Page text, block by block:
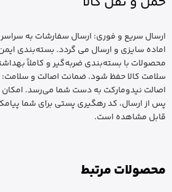
اماده سایزی و ارسال می گردد. بسته‌بندی
محصولات با بسته‌بندی ضربه‌گیر و کاملاً
سلامت کالا حفظ شود. ضمانت اصالت و سلامت:
اصالت نیدومارکت به دست شما می‌رسد. امکان
پس از ارسال، کد رهگیری پستی برای شما
قابل مشاهده است.
محصولات مرتبط